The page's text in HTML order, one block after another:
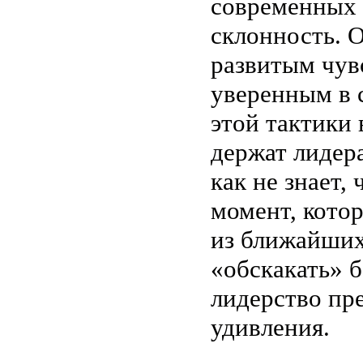
современных
склонность.
развитым
уверенным в
этой
держат
как не знает,
момент,
из
«обскакать»
лидерство
удивления.